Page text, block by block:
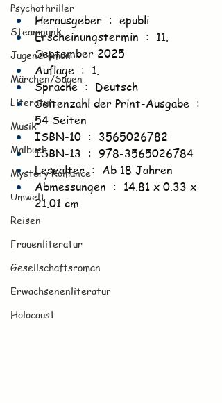
Psychothriller
Steampunk
Jugendroman
Märchen/Sagen
Literatur
Musik
Malbuch
Mystery Romance
Umwelt
Reisen
Frauenliteratur
Gesellschaftsroman
Erwachsenenliteratur
Holocaust
Herausgeber ‏ : ‎ epubli
Erscheinungstermin ‏ : ‎ 11.
September 2025
Auflage ‏ : ‎ 1.
Sprache ‏ : ‎ Deutsch
Seitenzahl der Print-Ausgabe ‏ : ‎
54 Seiten
ISBN-10 ‏ : ‎ 3565026782
ISBN-13 ‏ : ‎ 978-3565026784
Lesealter ‏ : ‎ Ab 18 Jahren
Abmessungen ‏ : ‎ 14.81 x 0.33 x
21.01 cm